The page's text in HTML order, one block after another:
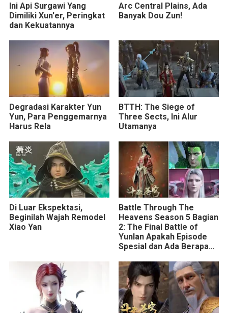
Ini Api Surgawi Yang
Dimiliki Xun'er, Peringkat
dan Kekuatannya
Arc Central Plains, Ada
Banyak Dou Zun!
Degradasi Karakter Yun
Yun, Para Penggemarnya
Harus Rela
BTTH: The Siege of
Three Sects, Ini Alur
Utamanya
Di Luar Ekspektasi,
Beginilah Wajah Remodel
Xiao Yan
Battle Through The
Heavens Season 5 Bagian
2: The Final Battle of
Yunlan Apakah Episode
Spesial dan Ada Berapa